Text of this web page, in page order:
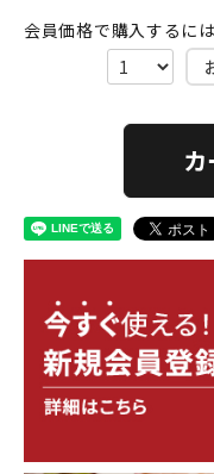
会員価格で購入するに